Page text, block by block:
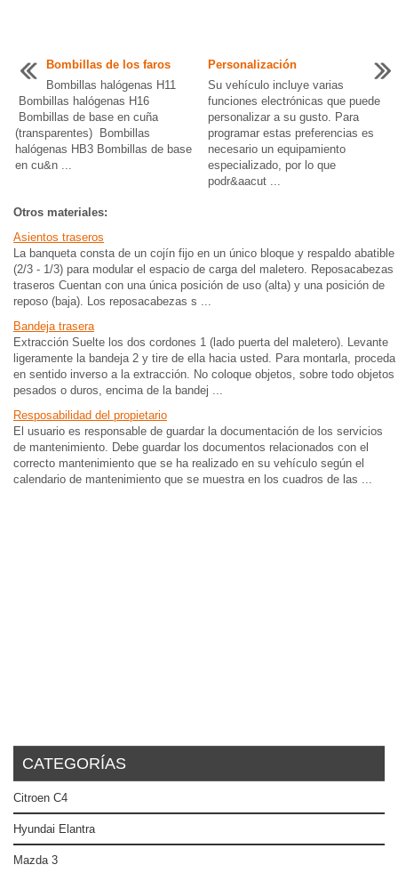
Bombillas de los faros
Bombillas halógenas H11
Bombillas halógenas H16
Bombillas de base en cuña
(transparentes) Bombillas
halógenas HB3 Bombillas de base
en cu&n ...
Personalización
Su vehículo incluye varias
funciones electrónicas que puede
personalizar a su gusto. Para
programar estas preferencias es
necesario un equipamiento
especializado, por lo que
podr&aacut ...
Otros materiales:
Asientos traseros
La banqueta consta de un cojín fijo en un único bloque y respaldo abatible
(2/3 - 1/3) para modular el espacio de carga del maletero. Reposacabezas
traseros Cuentan con una única posición de uso (alta) y una posición de
reposo (baja). Los reposacabezas s ...
Bandeja trasera
Extracción Suelte los dos cordones 1 (lado puerta del maletero). Levante
ligeramente la bandeja 2 y tire de ella hacia usted. Para montarla, proceda
en sentido inverso a la extracción. No coloque objetos, sobre todo objetos
pesados o duros, encima de la bandej ...
Resposabilidad del propietario
El usuario es responsable de guardar la documentación de los servicios
de mantenimiento. Debe guardar los documentos relacionados con el
correcto mantenimiento que se ha realizado en su vehículo según el
calendario de mantenimiento que se muestra en los cuadros de las ...
CATEGORÍAS
Citroen C4
Hyundai Elantra
Mazda 3